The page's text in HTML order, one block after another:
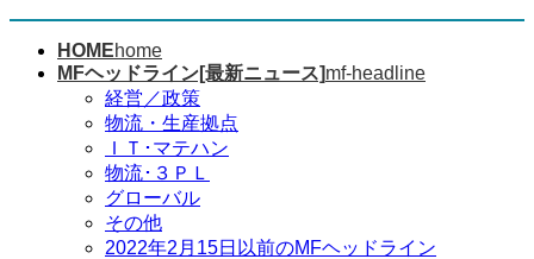
HOMEhome
MFヘッドライン[最新ニュース]mf-headline
経営／政策
物流・生産拠点
ＩＴ･マテハン
物流･３ＰＬ
グローバル
その他
2022年2月15日以前のMFヘッドライン